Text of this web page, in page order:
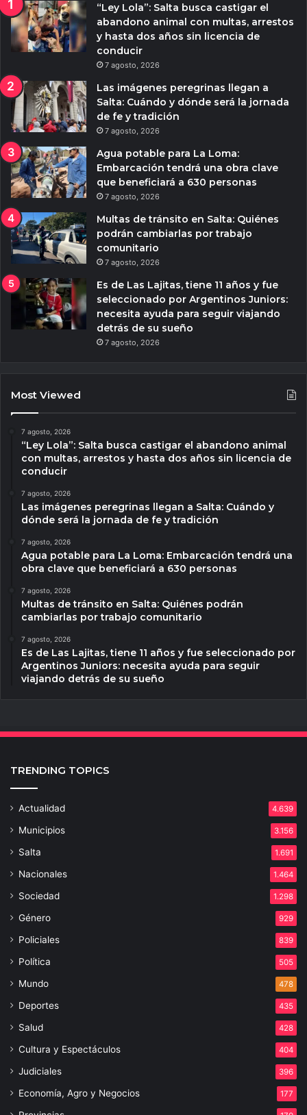
“Ley Lola”: Salta busca castigar el
abandono animal con multas, arrestos
y hasta dos años sin licencia de
conducir
7 agosto, 2026
Las imágenes peregrinas llegan a
Salta: Cuándo y dónde será la jornada
de fe y tradición
7 agosto, 2026
Agua potable para La Loma:
Embarcación tendrá una obra clave
que beneficiará a 630 personas
7 agosto, 2026
Multas de tránsito en Salta: Quiénes
podrán cambiarlas por trabajo
comunitario
7 agosto, 2026
Es de Las Lajitas, tiene 11 años y fue
seleccionado por Argentinos Juniors:
necesita ayuda para seguir viajando
detrás de su sueño
7 agosto, 2026
Most Viewed
7 agosto, 2026
“Ley Lola”: Salta busca castigar el abandono animal
con multas, arrestos y hasta dos años sin licencia de
conducir
7 agosto, 2026
Las imágenes peregrinas llegan a Salta: Cuándo y
dónde será la jornada de fe y tradición
7 agosto, 2026
Agua potable para La Loma: Embarcación tendrá una
obra clave que beneficiará a 630 personas
7 agosto, 2026
Multas de tránsito en Salta: Quiénes podrán
cambiarlas por trabajo comunitario
7 agosto, 2026
Es de Las Lajitas, tiene 11 años y fue seleccionado por
Argentinos Juniors: necesita ayuda para seguir
viajando detrás de su sueño
TRENDING TOPICS
Actualidad 4.639
Municipios 3.156
Salta 1.691
Nacionales 1.464
Sociedad 1.298
Género 929
Policiales 839
Política 505
Mundo 478
Deportes 435
Salud 428
Cultura y Espectáculos 404
Judiciales 396
Economía, Agro y Negocios 177